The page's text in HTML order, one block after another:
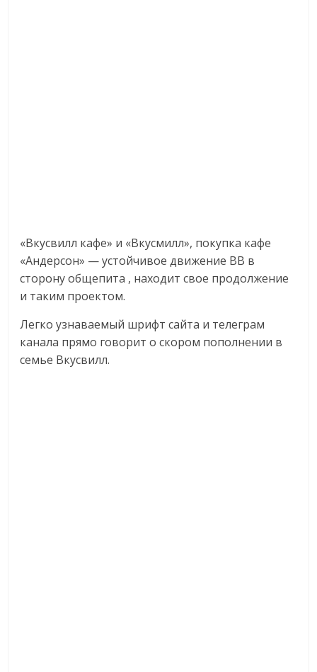
«Вкусвилл кафе» и «Вкусмилл», покупка кафе
«Андерсон» — устойчивое движение ВВ в
сторону общепита , находит свое продолжение
и таким проектом.
Легко узнаваемый шрифт сайта и телеграм
канала прямо говорит о скором пополнении в
семье Вкусвилл.